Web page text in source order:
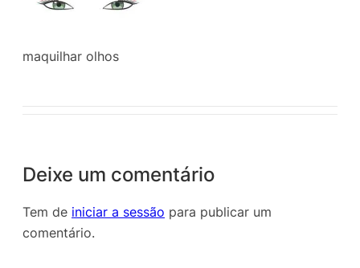
maquilhar olhos
Deixe um comentário
Tem de iniciar a sessão para publicar um
comentário.